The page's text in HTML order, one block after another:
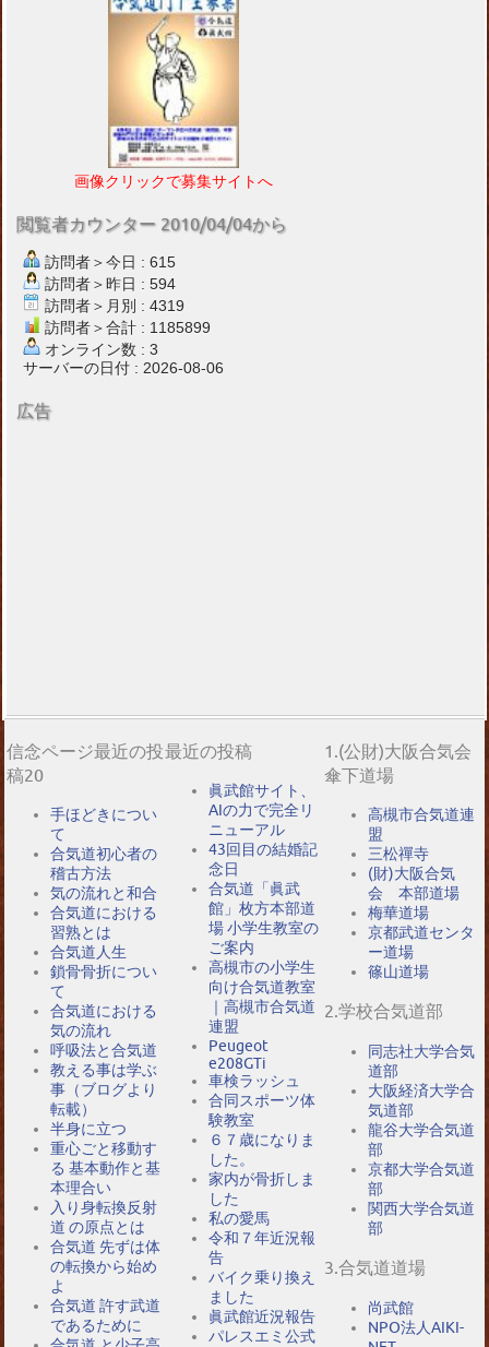
画像クリックで募集サイトへ
閲覧者カウンター 2010/04/04から
訪問者＞今日 : 615
訪問者＞昨日 : 594
訪問者＞月別 : 4319
訪問者＞合計 : 1185899
オンライン数 : 3
サーバーの日付 : 2026-08-06
広告
信念ページ最近の投
稿20
手ほどきについ
て
合気道初心者の
稽古方法
気の流れと和合
合気道における
習熟とは
合気道人生
鎖骨骨折につい
て
合気道における
気の流れ
呼吸法と合気道
教える事は学ぶ
事（ブログより
転載）
半身に立つ
重心ごと移動す
る 基本動作と基
本理合い
入り身転換反射
道 の原点とは
合気道 先ずは体
の転換から始め
よ
合気道 許す武道
であるために
最近の投稿
眞武館サイト、
AIの力で完全リ
ニューアル
43回目の結婚記
念日
合気道「眞武
館」枚方本部道
場 小学生教室の
ご案内
高槻市の小学生
向け合気道教室
｜高槻市合気道
連盟
Peugeot
e208GTi
車検ラッシュ
合同スポーツ体
験教室
６７歳になりま
した。
家内が骨折しま
した
私の愛馬
令和７年近況報
告
バイク乗り換え
ました
眞武館近況報告
パレスエミ公式
1.(公財)大阪合気会
傘下道場
高槻市合気道連
盟
三松禪寺
(財)大阪合気
会 本部道場
梅華道場
京都武道センタ
ー道場
篠山道場
2.学校合気道部
同志社大学合気
道部
大阪経済大学合
気道部
龍谷大学合気道
部
京都大学合気道
部
関西大学合気道
部
3.合気道道場
尚武館
NPO法人AIKI-